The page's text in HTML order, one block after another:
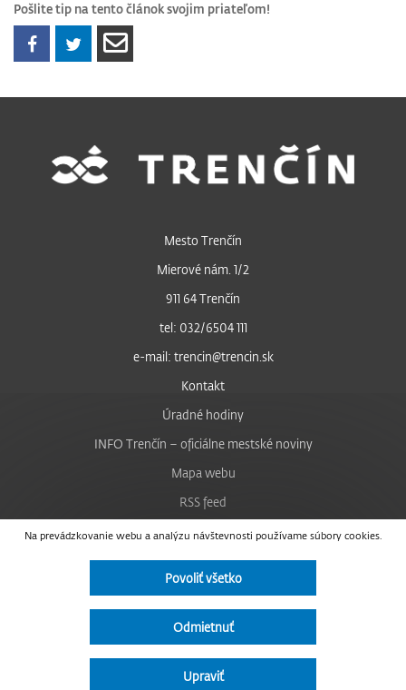
Pošlite tip na tento článok svojim priateľom!
Na prevádzkovanie webu a analýzu návštevnosti používame súbory cookies.
Povoliť všetko
Odmietnuť
Upraviť
Mesto Trenčín
Mierové nám. 1/2
911 64 Trenčín
tel: 032/6504 111
e-mail: trencin@trencin.sk
Kontakt
Úradné hodiny
INFO Trenčín – oficiálne mestské noviny
Mapa webu
RSS feed
Nastavenie cookies
Facebook
Instagram
Vyhlásenie o prístupnosti